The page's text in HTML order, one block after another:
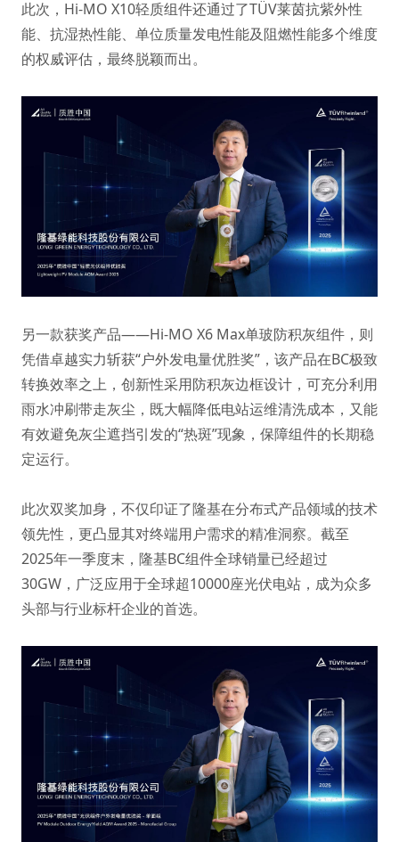
此次，Hi-MO X10轻质组件还通过了TÜV莱茵抗紫外性
能、抗湿热性能、单位质量发电性能及阻燃性能多个维度
的权威评估，最终脱颖而出。
另一款获奖产品——Hi-MO X6 Max单玻防积灰组件，则
凭借卓越实力斩获“户外发电量优胜奖”，该产品在BC极致
转换效率之上，创新性采用防积灰边框设计，可充分利用
雨水冲刷带走灰尘，既大幅降低电站运维清洗成本，又能
有效避免灰尘遮挡引发的“热斑”现象，保障组件的长期稳
定运行。
此次双奖加身，不仅印证了隆基在分布式产品领域的技术
领先性，更凸显其对终端用户需求的精准洞察。截至
2025年一季度末，隆基BC组件全球销量已经超过
30GW，广泛应用于全球超10000座光伏电站，成为众多
头部与行业标杆企业的首选。